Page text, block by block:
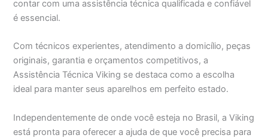
contar com uma assistência técnica qualificada e confiável
é essencial.
Com técnicos experientes, atendimento a domicílio, peças
originais, garantia e orçamentos competitivos, a
Assistência Técnica Viking se destaca como a escolha
ideal para manter seus aparelhos em perfeito estado.
Independentemente de onde você esteja no Brasil, a Viking
está pronta para oferecer a ajuda de que você precisa para